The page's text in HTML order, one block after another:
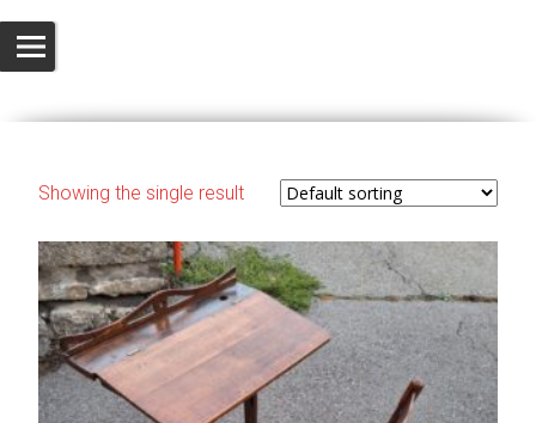
Showing the single result